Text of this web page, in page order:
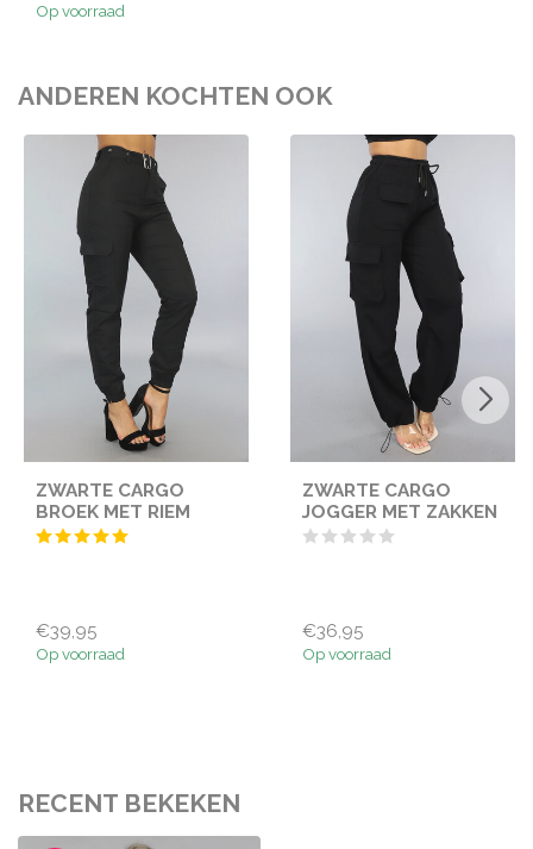
Op voorraad
ANDEREN KOCHTEN OOK
ZWARTE CARGO
BROEK MET RIEM
€39,95
Op voorraad
ZWARTE CARGO
JOGGER MET ZAKKEN
€36,95
Op voorraad
RECENT BEKEKEN